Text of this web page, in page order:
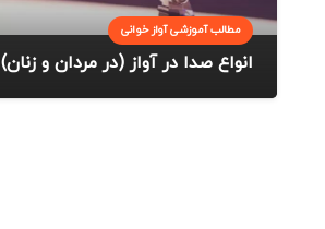
مطالب آموزشی آواز خوانی
انواع صدا در آواز (در مردان و زنان)